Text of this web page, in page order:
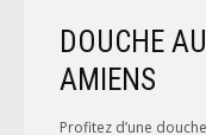
DOUCHE
AMIENS
Profitez d’une